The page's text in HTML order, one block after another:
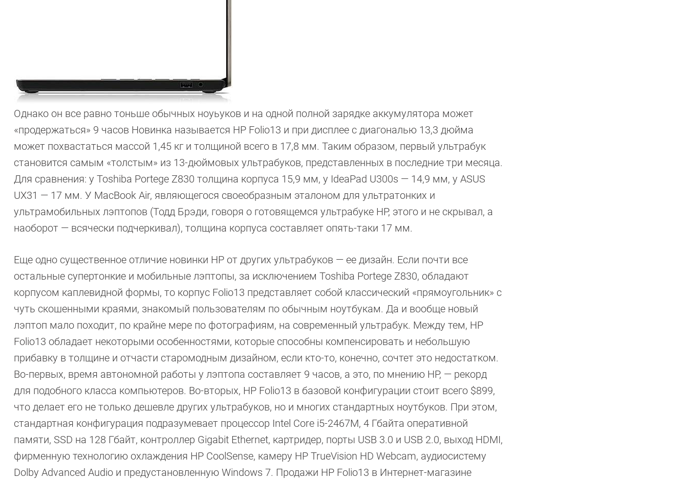
Однако он все равно тоньше обычных ноуьуков и на одной полной зарядке аккумулятора может
«продержаться» 9 часов Новинка называется HP Folio13 и при дисплее с диагональю 13,3 дюйма
может похвастаться массой 1,45 кг и толщиной всего в 17,8 мм. Таким образом, первый ультрабук
становится самым «толстым» из 13-дюймовых ультрабуков, представленных в последние три месяца.
Для сравнения: у Toshiba Portege Z830 толщина корпуса 15,9 мм, у IdeaPad U300s — 14,9 мм, у ASUS
UX31 — 17 мм. У MacBook Air, являющегося своеобразным эталоном для ультратонких и
ультрамобильных лэптопов (Тодд Брэди, говоря о готовящемся ультрабуке HP, этого и не скрывал, а
наоборот — всячески подчеркивал), толщина корпуса составляет опять-таки 17 мм.
Еще одно существенное отличие новинки HP от других ультрабуков — ее дизайн. Если почти все
остальные супертонкие и мобильные лэптопы, за исключением Toshiba Portege Z830, обладают
корпусом каплевидной формы, то корпус Folio13 представляет собой классический «прямоугольник» с
чуть скошенными краями, знакомый пользователям по обычным ноутбукам. Да и вообще новый
лэптоп мало походит, по крайне мере по фотографиям, на современный ультрабук. Между тем, HP
Folio13 обладает некоторыми особенностями, которые способны компенсировать и небольшую
прибавку в толщине и отчасти старомодным дизайном, если кто-то, конечно, сочтет это недостатком.
Во-первых, время автономной работы у лэптопа составляет 9 часов, а это, по мнению HP, — рекорд
для подобного класса компьютеров. Во-вторых, HP Folio13 в базовой конфигурации стоит всего $899,
что делает его не только дешевле других ультрабуков, но и многих стандартных ноутбуков. При этом,
стандартная конфигурация подразумевает процессор Intel Core i5-2467M, 4 Гбайта оперативной
памяти, SSD на 128 Гбайт, контроллер Gigabit Ethernet, картридер, порты USB 3.0 и USB 2.0, выход HDMI,
фирменную технологию охлаждения HP CoolSense, камеру HP TrueVision HD Webcam, аудиосистему
Dolby Advanced Audio и предустановленную Windows 7. Продажи HP Folio13 в Интернет-магазине